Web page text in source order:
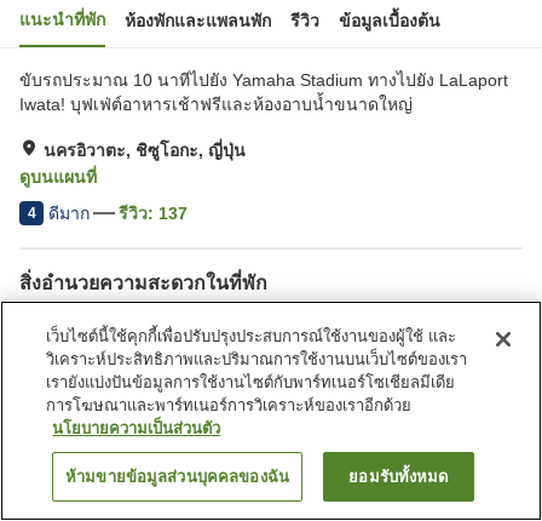
แนะนำที่พัก ห้องพักและแพลนพัก รีวิว ข้อมูลเบื้องต้น
ขับรถประมาณ 10 นาทีไปยัง Yamaha Stadium ทางไปยัง LaLaport
Iwata! บุฟเฟ่ต์อาหารเช้าฟรีและห้องอาบน้ำขนาดใหญ่
นครอิวาตะ, ชิซูโอกะ, ญี่ปุ่น
ดูบนแผนที่
4 ดีมาก รีวิว: 137
สิ่งอำนวยความสะดวกในที่พัก
ตู้จำหน่ายอัตโนมัติ
ห้องอาบน้ำใหญ่
หน้าแรก ญี่ปุ่น ชิซูโอกะ
นครอิวาตะ
Hotel Route-Inn Iwata Inter
ค้นหาห้องพัก
เว็บไซต์นี้ใช้คุกกี้เพื่อปรับปรุงประสบการณ์ใช้งานของผู้ใช้ และ
วิเคราะห์ประสิทธิภาพและปริมาณการใช้งานบนเว็บไซต์ของเรา
เรายังแบ่งปันข้อมูลการใช้งานไซต์กับพาร์ทเนอร์โซเชียลมีเดีย
การโฆษณาและพาร์ทเนอร์การวิเคราะห์ของเราอีกด้วย
นโยบายความเป็นส่วนตัว
ห้ามขายข้อมูลส่วนบุคคลของฉัน ยอมรับทั้งหมด